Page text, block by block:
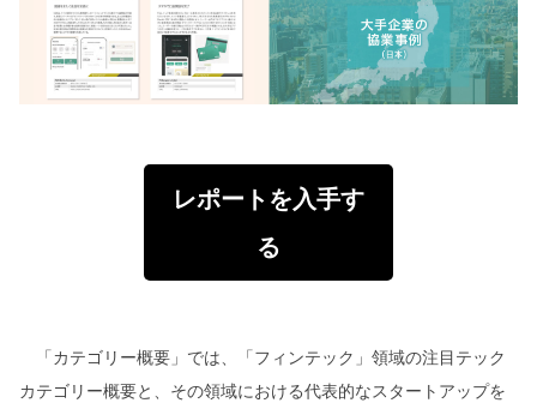
レポートを入手す
る
「カテゴリー概要」では、「フィンテック」領域の注目テック
カテゴリー概要と、その領域における代表的なスタートアップを